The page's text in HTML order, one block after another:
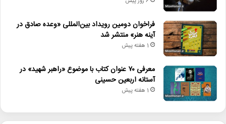
فراخوان دومین رویداد بین‌المللی «وعده صادق در
آینه هنر» منتشر شد
1 هفته پیش
معرفی ۷۰ عنوان کتاب با موضوع «راهبر شهید» در
آستانه اربعین حسینی
1 هفته پیش